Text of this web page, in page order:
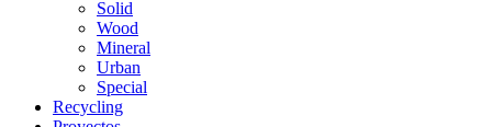
Solid
Wood
Mineral
Urban
Special
Recycling